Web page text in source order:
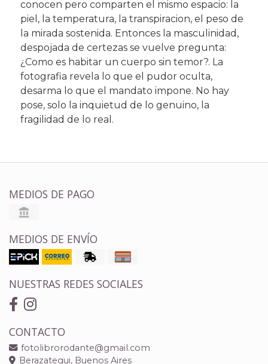
conocen pero comparten el mismo espacio: la
piel, la temperatura, la transpiracion, el peso de
la mirada sostenida. Entonces la masculinidad,
despojada de certezas se vuelve pregunta:
¿Como es habitar un cuerpo sin temor?. La
fotografia revela lo que el pudor oculta,
desarma lo que el mandato impone. No hay
pose, solo la inquietud de lo genuino, la
fragilidad de lo real.
MEDIOS DE PAGO
MEDIOS DE ENVÍO
NUESTRAS REDES SOCIALES
CONTACTO
fotolibrorodante@gmail.com
Berazategui, Buenos Aires